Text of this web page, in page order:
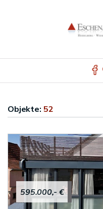
Objekte: 52
595.000,- €